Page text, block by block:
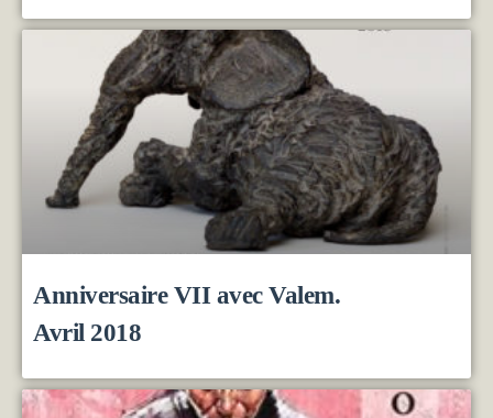
Anniversaire VII avec Valem.
Avril 2018